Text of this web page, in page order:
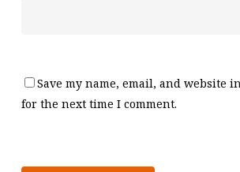
Save my name, email, and website
for the next time I comment.